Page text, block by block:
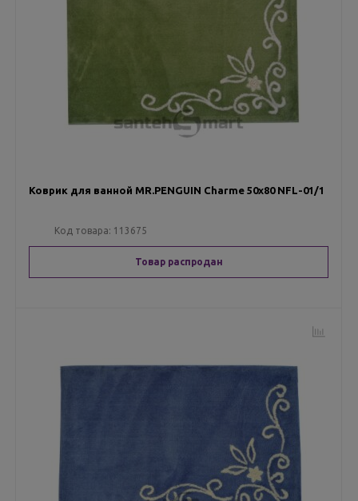
Коврик для ванной MR.PENGUIN Charme 50х80 NFL-01/1
Код товара: 113675
Товар распродан